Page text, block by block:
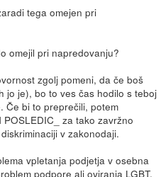
tega omejen pri
omejil pri napredovanju?
zgolj pomeni, da če boš
jo je), bo to ves čas hodilo s teboj
Če bi to preprečili, potem
POSLEDIC_ za tako zavržno
v zakonodaji.
vpletanja podjetja v osebna
podpore ali oviranja LGBT.